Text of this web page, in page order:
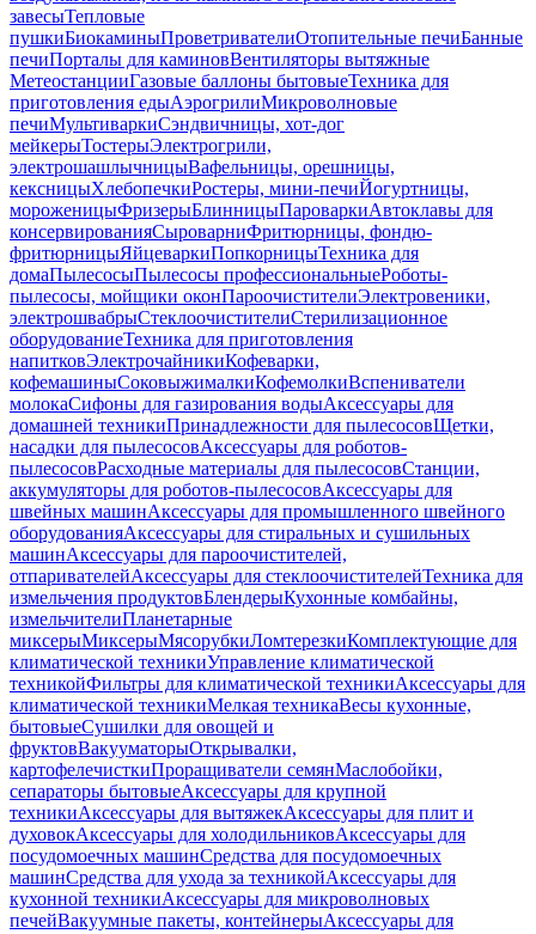
завесыТепловые
пушкиБиокаминыПроветривателиОтопительные печиБанные
печиПорталы для каминовВентиляторы вытяжные
МетеостанцииГазовые баллоны бытовыеТехника для
приготовления едыАэрогрилиМикроволновые
печиМультиваркиСэндвичницы, хот-дог
мейкерыТостерыЭлектрогрили,
электрошашлычницыВафельницы, орешницы,
кексницыХлебопечкиРостеры, мини-печиЙогуртницы,
мороженицыФризерыБлинницыПароваркиАвтоклавы для
консервированияСыроварниФритюрницы, фондю-
фритюрницыЯйцеваркиПопкорницыТехника для
домаПылесосыПылесосы профессиональныеРоботы-
пылесосы, мойщики оконПароочистителиЭлектровеники,
электрошвабрыСтеклоочистителиСтерилизационное
оборудованиеТехника для приготовления
напитковЭлектрочайникиКофеварки,
кофемашиныСоковыжималкиКофемолкиВспениватели
молокаСифоны для газирования водыАксессуары для
домашней техникиПринадлежности для пылесосовЩетки,
насадки для пылесосовАксессуары для роботов-
пылесосовРасходные материалы для пылесосовСтанции,
аккумуляторы для роботов-пылесосовАксессуары для
швейных машинАксессуары для промышленного швейного
оборудованияАксессуары для стиральных и сушильных
машинАксессуары для пароочистителей,
отпаривателейАксессуары для стеклоочистителейТехника для
измельчения продуктовБлендерыКухонные комбайны,
измельчителиПланетарные
миксерыМиксерыМясорубкиЛомтерезкиКомплектующие для
климатической техникиУправление климатической
техникойФильтры для климатической техникиАксессуары для
климатической техникиМелкая техникаВесы кухонные,
бытовыеСушилки для овощей и
фруктовВакууматорыОткрывалки,
картофелечисткиПроращиватели семянМаслобойки,
сепараторы бытовыеАксессуары для крупной
техникиАксессуары для вытяжекАксессуары для плит и
духовокАксессуары для холодильниковАксессуары для
посудомоечных машинСредства для посудомоечных
машинСредства для ухода за техникойАксессуары для
кухонной техникиАксессуары для микроволновых
печейВакуумные пакеты, контейнерыАксессуары для